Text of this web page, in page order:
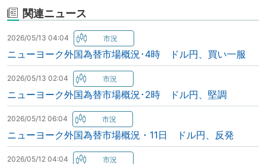
関連ニュース
2026/05/13 04:04
ニューヨーク外国為替市場概況･4時 ドル円、買い一服
2026/05/13 02:04
ニューヨーク外国為替市場概況･2時 ドル円、堅調
2026/05/12 06:04
ニューヨーク外国為替市場概況・11日 ドル円、反発
2026/05/12 04:04